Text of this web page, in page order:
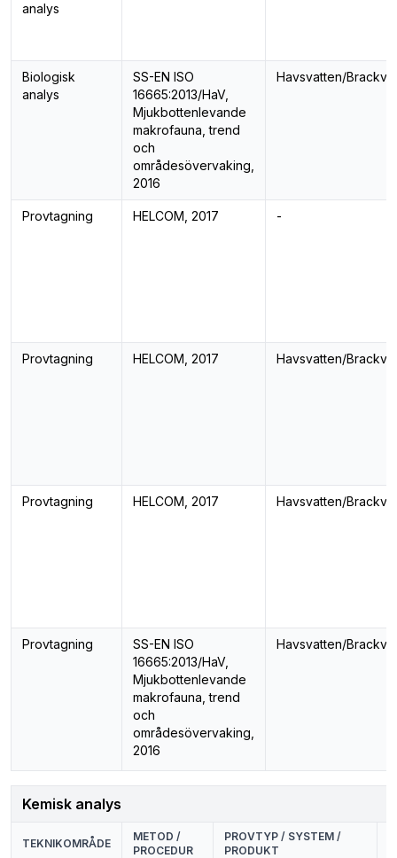
analys
Biologisk
analys
SS-EN ISO
16665:2013/HaV,
Mjukbottenlevande
makrofauna, trend
och
områdesövervaking,
2016
Havsvatten/
Provtagning HELCOM, 2017 -
Provtagning HELCOM, 2017 Havsvatten/
Provtagning HELCOM, 2017 Havsvatten/
Provtagning
SS-EN ISO
16665:2013/HaV,
Mjukbottenlevande
makrofauna, trend
och
områdesövervaking,
2016
Havsvatten/
Kemisk analys
TEKNIKOMRÅDE
METOD /
PROCEDUR
PROVTYP / SYSTEM /
PRODUKT